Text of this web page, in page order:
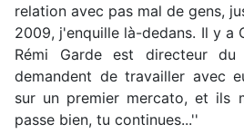
relation avec pas mal de gens,
2009, j'enquille là-dedans. Il y a
Rémi Garde est directeur du
demandent de travailler avec
sur un premier mercato, et ils
passe bien, tu continues...''